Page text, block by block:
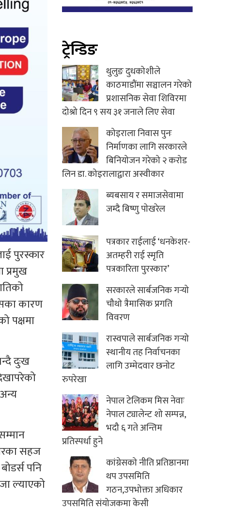
पुरस्कार
प्रमुख
कारण
पक्षमा
दुःख
सहज
पनि
ल्याएको
ट्रेन्डिङ
थुलुङ दुधकोशीले
काठमाडौंमा सञ्चालन गरेको
प्रशासनिक सेवा शिविरमा
दोश्रो दिन ९ सय ३१ जनाले लिए सेवा
कोइराला निवास पुनः
निर्माणका लागि सरकारले
बिनियोजन गरेको २ करोड
लिन डा. कोइरालाद्वारा अस्वीकार
ब्यबसाय र समाजसेवामा
जम्दै बिष्णु पाेखरेल
पत्रकार राईलाई ‘धनकेशर-
अतम्हरी राई स्मृति
पत्रकारिता पुरस्कार’
सरकारले सार्बजनिक गर्‍यो
चौथो त्रैमासिक प्रगति
विवरण
रास्वपाले सार्बजनिक गर्‍यो
स्थानीय तह निर्वाचनका
लागि उम्मेदवार छनोट
रुपरेखा
नेपाल टेलिकम मिस नेवाः
नेपाल ट्यालेन्ट शो सम्पन्न,
भदौ ६ गते अन्तिम
प्रतिस्पर्धा हुने
कांग्रेसको नीति प्रतिष्ठानमा
थप उपसमिति
गठन,उपभोक्ता अधिकार
उपसमिति संयोजकमा केसी